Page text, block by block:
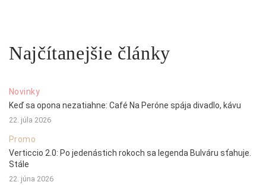
Najčítanejšie články
Novinky
Keď sa opona nezatiahne: Café Na Peróne spája divadlo, kávu
22. júla 2026
Promo
Verticcio 2.0: Po jedenástich rokoch sa legenda Bulváru sťahuje.
Stále
22. júna 2026